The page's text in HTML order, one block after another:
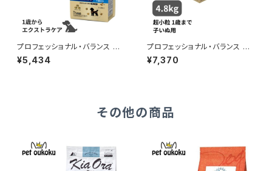
プロフェッショナル・バランス エ
クストラケア アレルゲンケア＆ｐ
Hコントロール 健康的な消化を
¥5,434
プロフェッショナル・バランス 超
小粒 １歳まで 子いぬ用 4.8ｋｇ
¥7,370
その他の商品